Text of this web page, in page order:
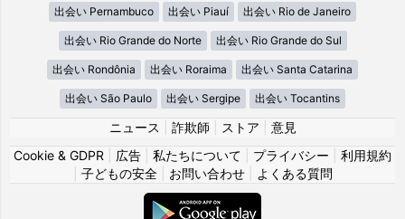
出会い Pernambuco 出会い Piauí 出会い Rio de Janeiro
出会い Rio Grande do Norte 出会い Rio Grande do Sul
出会い Rondônia 出会い Roraima 出会い Santa Catarina
出会い São Paulo 出会い Sergipe 出会い Tocantins
ニュース 詐欺師 ストア
意見
Cookie & GDPR
広告 私たちについて プライバシー
利用規約
子どもの安全| お問い合わせ| よくある質問